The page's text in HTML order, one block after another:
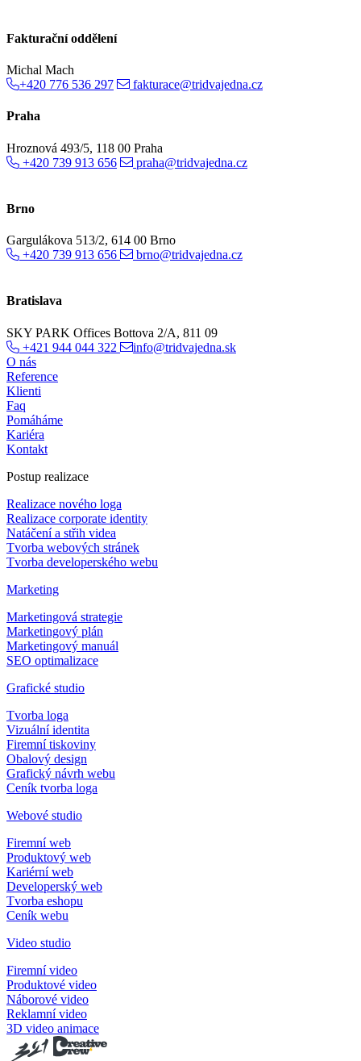
Fakturační oddělení
Michal Mach
+420 776 536 297
fakturace@tridvajedna.cz
Praha
Hroznová 493/5, 118 00 Praha
+420 739 913 656
praha@tridvajedna.cz
Brno
Gargulákova 513/2, 614 00 Brno
+420 739 913 656
brno@tridvajedna.cz
Bratislava
SKY PARK Offices Bottova 2/A, 811 09
+421 944 044 322
info@tridvajedna.sk
O nás
Reference
Klienti
Faq
Pomáháme
Kariéra
Kontakt
Postup realizace
Realizace nového loga
Realizace corporate identity
Natáčení a střih videa
Tvorba webových stránek
Tvorba developerského webu
Marketing
Marketingová strategie
Marketingový plán
Marketingový manuál
SEO optimalizace
Grafické studio
Tvorba loga
Vizuální identita
Firemní tiskoviny
Obalový design
Grafický návrh webu
Ceník tvorba loga
Webové studio
Firemní web
Produktový web
Kariérní web
Developerský web
Tvorba eshopu
Ceník webu
Video studio
Firemní video
Produktové video
Náborové video
Reklamní video
3D video animace